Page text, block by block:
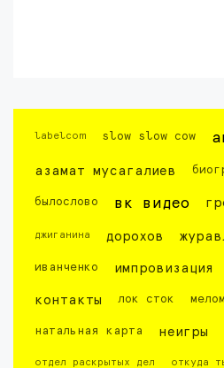
labelcom slow slow cow
азамат мусагалиев
былослово вк видео
джиганина дорохов
иванченко импровизация
контакты лок сток
натальная карта неигры
отдел раскрытых дел откуда